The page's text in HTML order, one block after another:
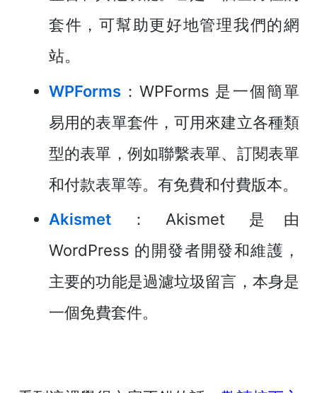
套件，可幫助更好地管理我們的網
站。
WPForms ：WPForms 是一個簡單
易用的表單套件，可用來建立各種類
型的表單，例如聯繫表單、訂閱表單
和付款表單等。有免費和付費版本。
Akismet ：Akismet 是由
WordPress 的開發者開發和維護，
主要的功能是過濾垃圾留言，本身是
一個免費套件。